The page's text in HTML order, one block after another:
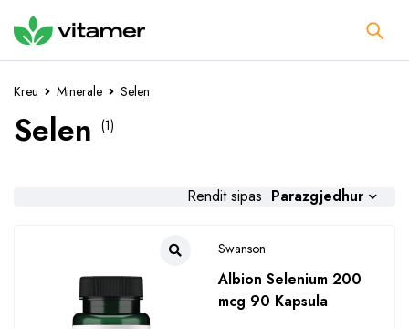
Kreu Minerale Selen
Selen (1)
Rendit sipas Parazgjedhur
Swanson
Albion Selenium 200
mcg 90 Kapsula